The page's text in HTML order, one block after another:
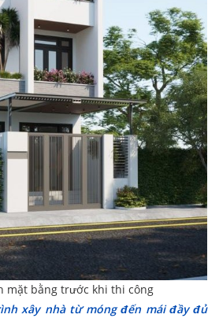
mặt bằng trước khi thi công
xây nhà từ móng đến mái đầy đủ